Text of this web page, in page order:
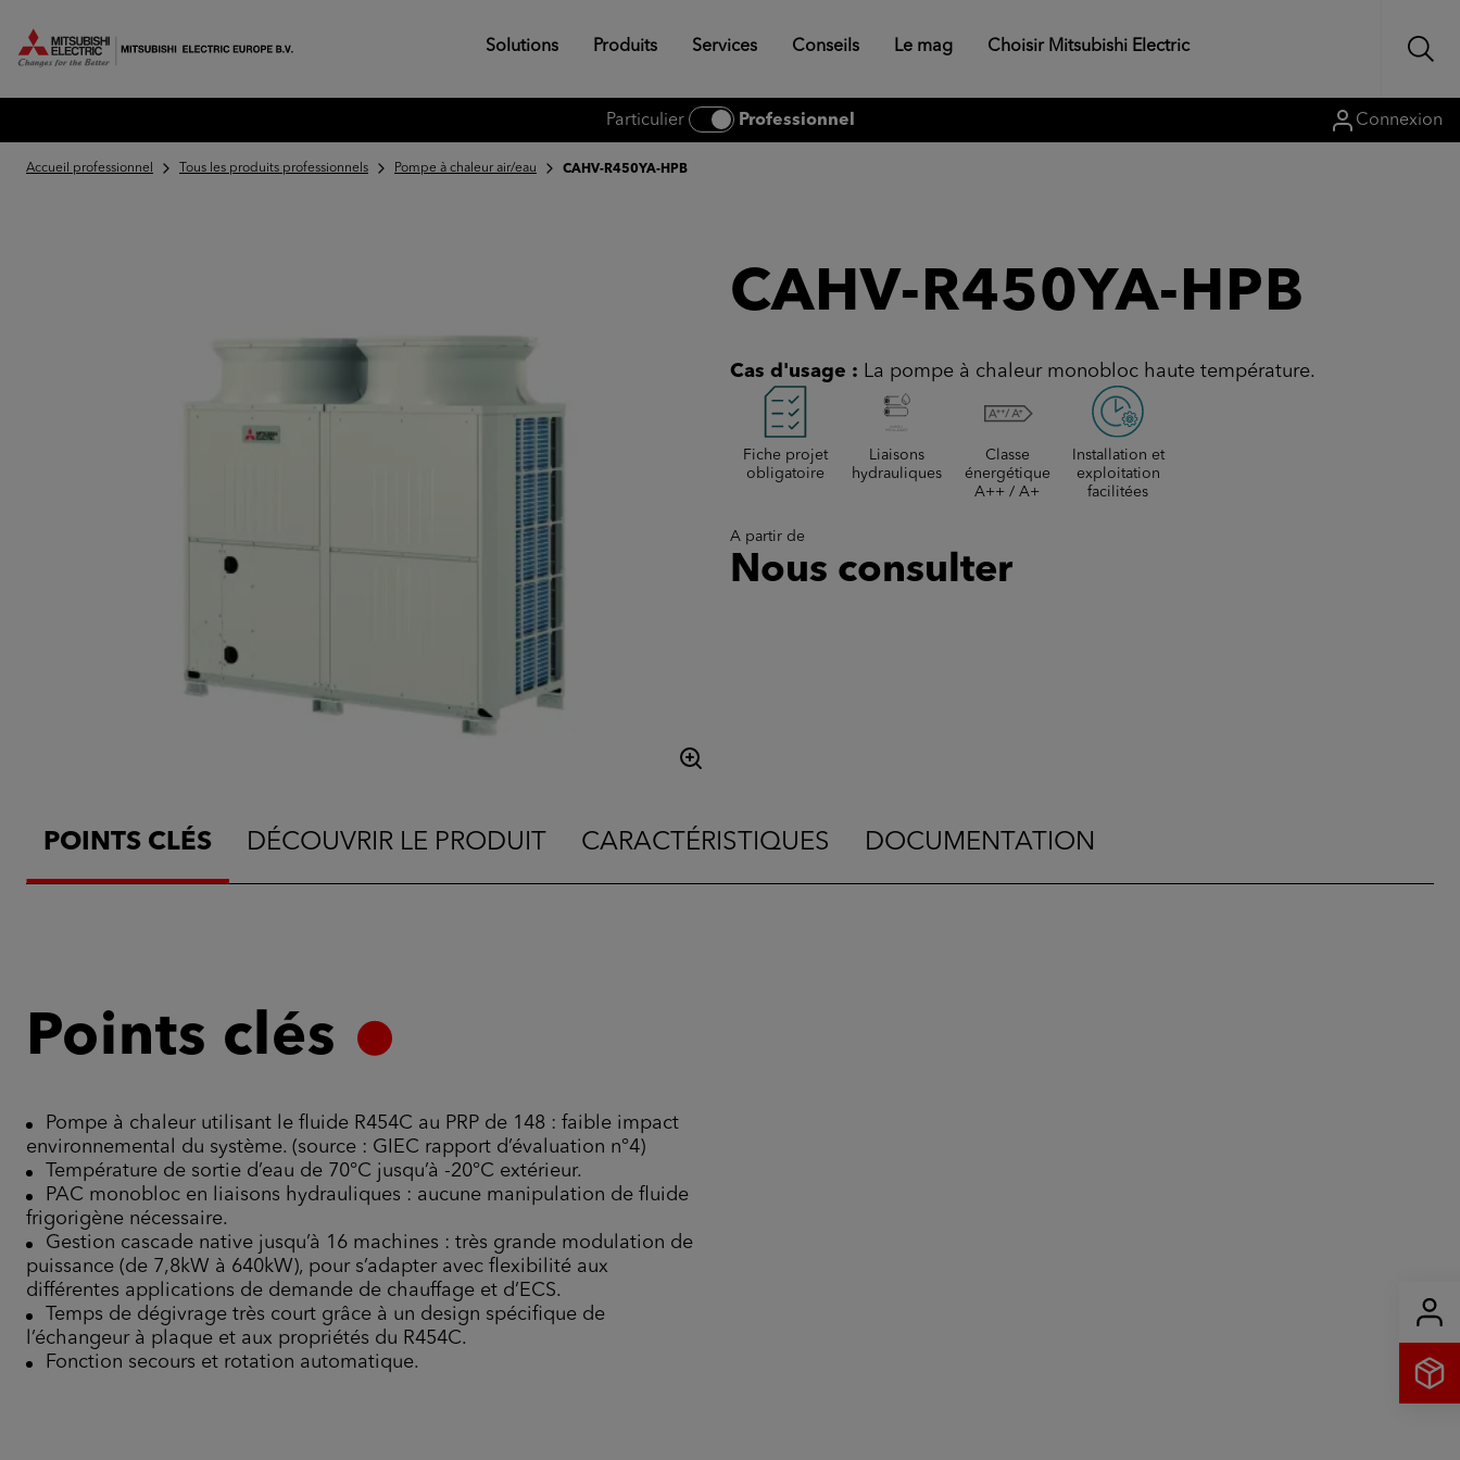
MITSUBISHI ELECTRIC EUROPE Solutions Produits Services Conseils Le mag Choisir Mitsubishi Electric
Particulier Professionnel Connexion
Accueil professionnel Tous les produits professionnels Pompe à chaleur air/eau CAHV-R450YA-HPB
CAHV-R450YA-HPB
Cas d'usage : La pompe à chaleur monobloc haute température.
Fiche projet
obligatoire
Liaisons
hydrauliques
Classe
énergétique
A++ / A+
Installation et
exploitation
facilitées
A partir de
Nous consulter
POINTS CLÉS DÉCOUVRIR LE PRODUIT CARACTÉRISTIQUES DOCUMENTATION
Points clés
Pompe à chaleur utilisant le fluide R454C au PRP de 148 : faible impact
environnemental du système. (source : GIEC rapport d’évaluation n°4)
Température de sortie d’eau de 70°C jusqu’à -20°C extérieur.
PAC monobloc en liaisons hydrauliques : aucune manipulation de fluide
frigorigène nécessaire.
Gestion cascade native jusqu’à 16 machines : très grande modulation de
puissance (de 7,8kW à 640kW), pour s’adapter avec flexibilité aux
différentes applications de demande de chauffage et d’ECS.
Temps de dégivrage très court grâce à un design spécifique de
l’échangeur à plaque et aux propriétés du R454C.
Fonction secours et rotation automatique.